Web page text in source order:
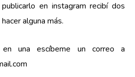
en instagram recibí dos
alguna más.
una escíbeme un correo a